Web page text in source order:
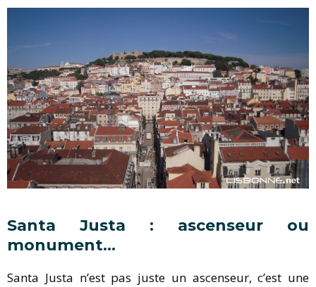
Santa Justa : ascenseur ou
monument…
Santa Justa n’est pas juste un ascenseur, c’est une